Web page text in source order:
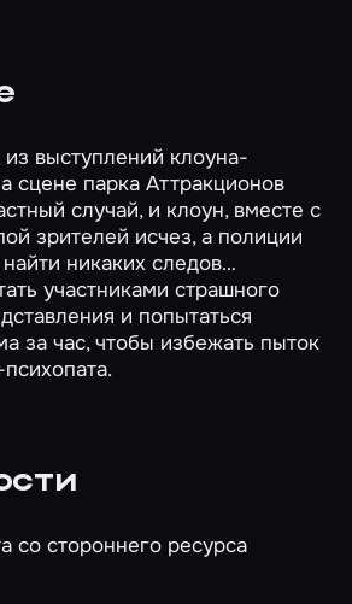
выступлений клоуна-
сцене парка Аттракционов
случай, и клоун, вместе с
зрителей исчез, а полиции
никаких следов…
участниками страшного
и попытаться
за час, чтобы избежать пыток
со стороннего ресурса